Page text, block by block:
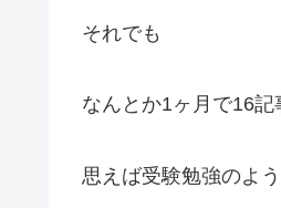
それでも
なんとか1ヶ月で16記
思えば受験勉強のよう